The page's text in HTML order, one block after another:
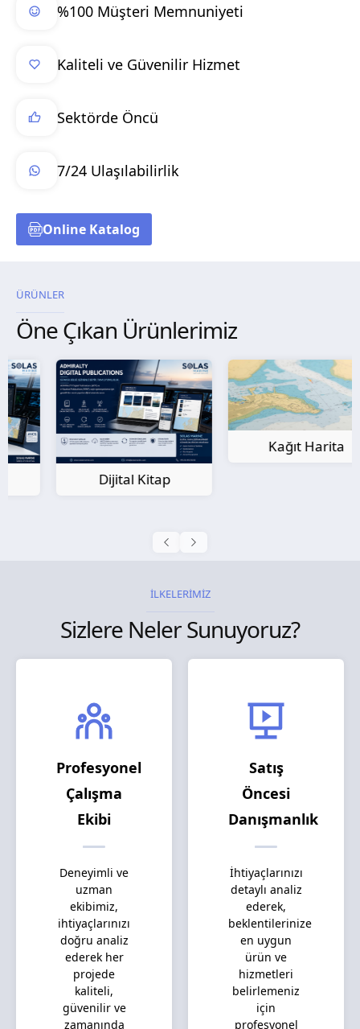
%100 Müşteri Memnuniyeti
Kaliteli ve Güvenilir Hizmet
Sektörde Öncü
7/24 Ulaşılabilirlik
Online Katalog
ÜRÜNLER
Öne Çıkan Ürünlerimiz
Dijital Kitap
Kağıt Harita
İLKELERİMİZ
Sizlere Neler Sunuyoruz?
Profesyonel
Çalışma
Ekibi
Deneyimli ve
uzman
ekibimiz,
ihtiyaçlarınızı
doğru analiz
ederek her
projede
kaliteli,
güvenilir ve
zamanında
Satış
Öncesi
Danışmanlık
İhtiyaçlarınızı
detaylı analiz
ederek,
beklentilerinize
en uygun
ürün ve
hizmetleri
belirlemeniz
için
profesyonel